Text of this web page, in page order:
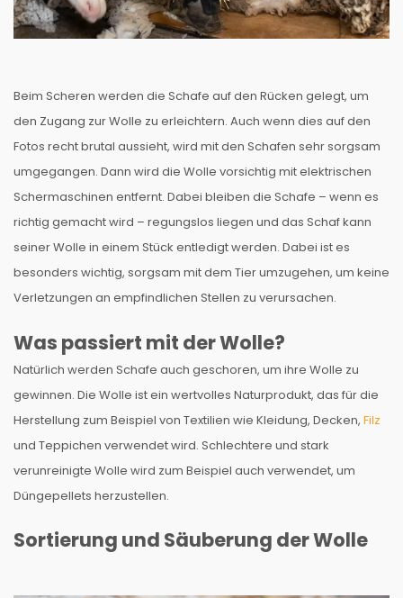
Beim Scheren werden die Schafe auf den Rücken gelegt, um
den Zugang zur Wolle zu erleichtern. Auch wenn dies auf den
Fotos recht brutal aussieht, wird mit den Schafen sehr sorgsam
umgegangen. Dann wird die Wolle vorsichtig mit elektrischen
Schermaschinen entfernt. Dabei bleiben die Schafe – wenn es
richtig gemacht wird – regungslos liegen und das Schaf kann
seiner Wolle in einem Stück entledigt werden. Dabei ist es
besonders wichtig, sorgsam mit dem Tier umzugehen, um keine
Verletzungen an empfindlichen Stellen zu verursachen.
Was passiert mit der Wolle?
Natürlich werden Schafe auch geschoren, um ihre Wolle zu
gewinnen. Die Wolle ist ein wertvolles Naturprodukt, das für die
Herstellung zum Beispiel von Textilien wie Kleidung, Decken, Filz
und Teppichen verwendet wird. Schlechtere und stark
verunreinigte Wolle wird zum Beispiel auch verwendet, um
Düngepellets herzustellen.
Sortierung und Säuberung der Wolle